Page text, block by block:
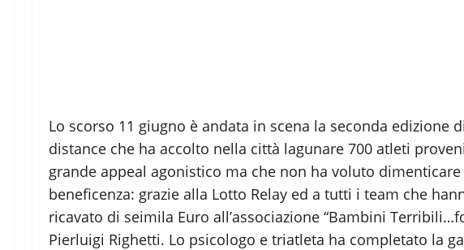
Lo scorso 11 giugno è andata in scena la seconda edizione di
distance che ha accolto nella città lagunare 700 atleti
grande appeal agonistico ma che non ha voluto
beneficenza: grazie alla Lotto Relay ed a tutti i team che
ricavato di seimila Euro all’associazione “Bambini
Pierluigi Righetti. Lo psicologo e triatleta ha completato la